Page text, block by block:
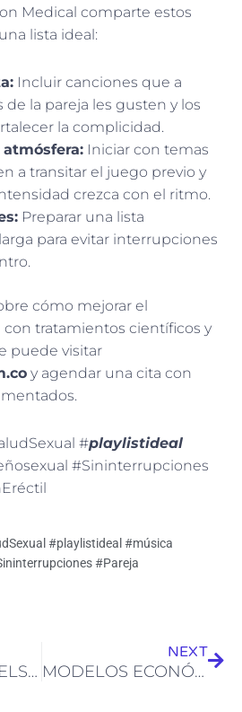
Medical comparte estos
lista ideal:
Incluir canciones que a
la pareja les gusten y los
la complicidad.
Iniciar con temas
a transitar el juego previo y
crezca con el ritmo.
Preparar una lista
para evitar interrupciones
cómo mejorar el
con tratamientos científicos y
puede visitar
y agendar una cita con
#playlistideal
#Sininterrupciones
#playlistideal #música
#Pareja
FARANDA HOTELS & RESORTS
NEXT
MODELOS ECONÓMICOS